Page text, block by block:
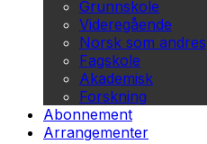
Grunnskole
Videregående
Norsk som
Fagskole
Akademisk
Forskning
Abonnement
Arrangementer